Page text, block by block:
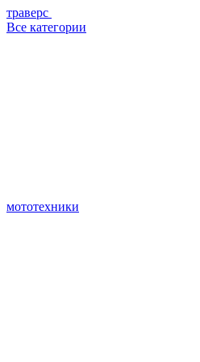
траверс
Все категории
мототехники